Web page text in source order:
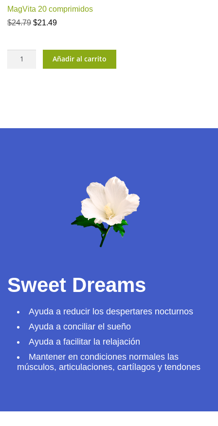
MagVita 20 comprimidos
$24.79 El
era:
$24.79.
$21.49El
es:
$21.49.
Dreams
Añadir al carrito
Sweet Dreams
Ayuda a reducir los despertares nocturnos
Ayuda a conciliar el sueño
Ayuda a facilitar la relajación
Mantener en condiciones normales las
músculos, articulaciones, cartílagos y tendones